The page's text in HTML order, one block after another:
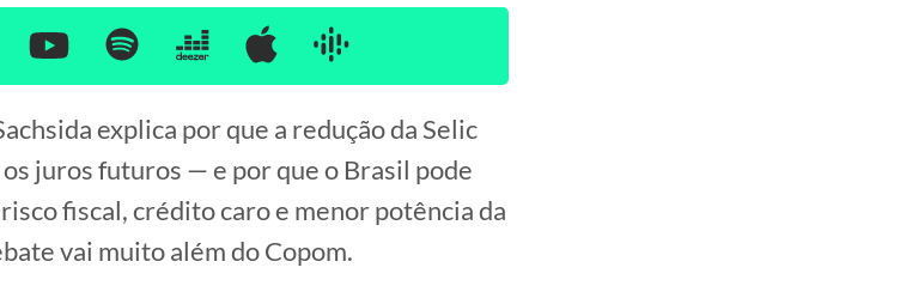
explica por que a redução da Selic
juros futuros — e por que o Brasil pode
fiscal, crédito caro e menor potência da
vai muito além do Copom.